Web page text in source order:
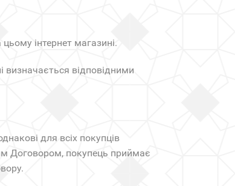
інтернет магазині.
визначається відповідними
для всіх покупців
Договором, покупець приймає